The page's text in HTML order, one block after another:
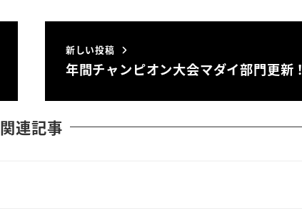
新しい投稿
年間チャンピオン大会マダイ部門更新！
関連記事